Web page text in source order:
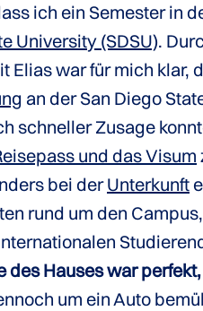
ich ein Semester in
University (SDSU).
Elias war für mich klar,
an der San Diego
schneller Zusage
und das Visum
bei derUnterkunft
rund um den
des Hauses war
um ein Auto